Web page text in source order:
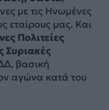
με τις Ηνωμένες
εταίρους μας. Και
Πολιτείες
Συριακές
βασική
αγώνα κατά του